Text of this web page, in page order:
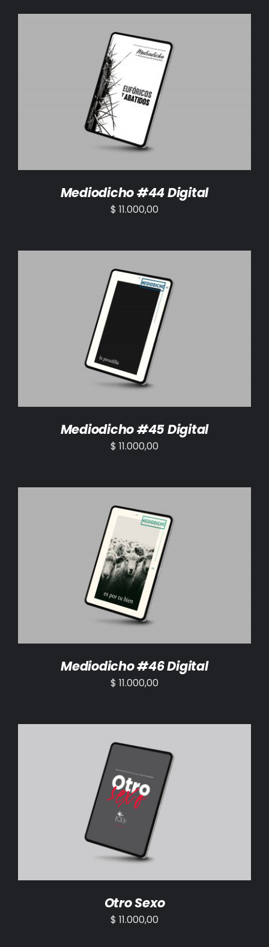
AÑADIR AL CARRITO /
Mediodicho #44 Digital
$ 11.000,00
AÑADIR AL CARRITO /
Mediodicho #45 Digital
$ 11.000,00
AÑADIR AL CARRITO /
Mediodicho #46 Digital
$ 11.000,00
AÑADIR AL CARRITO /
Otro Sexo
$ 11.000,00